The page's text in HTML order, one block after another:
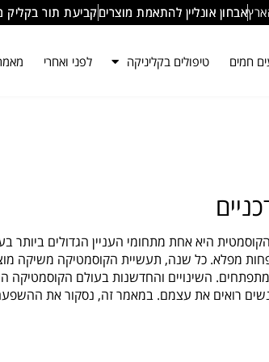
אבחון אונליין להתאמת מוצריםקביעת תור בקליק
חמים טיפולים בקליניקה לפני ואחרי
היא אחת מתחומי העניין הגדולים ביותר
מפלא. כל שנה, תעשיית הקוסמטיקה משיקה
השינויים והחדשנות בעולם הקוסמטיקה
רואים את עצמם. במאמר זה, נסקור את